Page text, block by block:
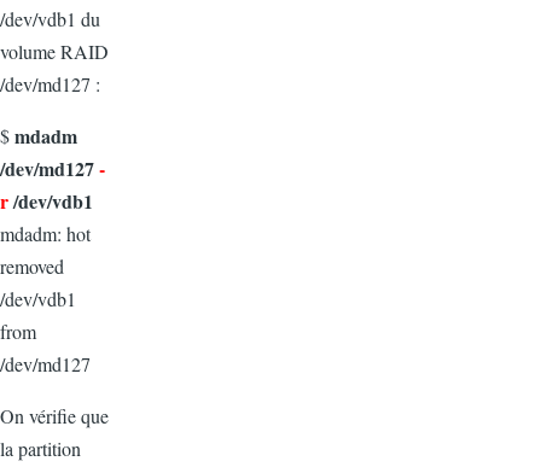
/dev/vdb1 du
volume RAID
/dev/md127 :
$mdadm
/dev/md127-
r/dev/vdb1
mdadm: hot
removed
/dev/vdb1
from
/dev/md127
On vérifie que
la partition